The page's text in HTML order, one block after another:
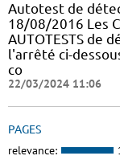
Autotest de
18/08/2016 Les
AUTOTESTS de
l'arrêté ci-
co
22/03/2024 11:06
PAGES
relevance: